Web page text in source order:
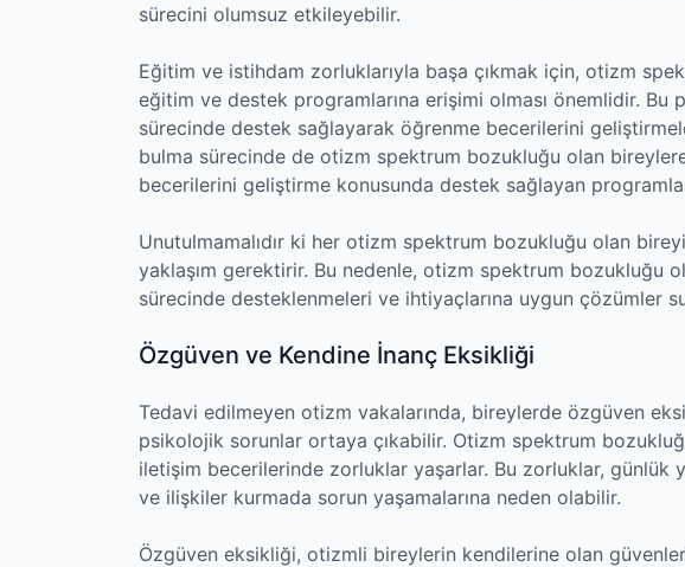
sürecini olumsuz etkileyebilir.
Eğitim ve istihdam zorluklarıyla başa çıkmak için, otizm
eğitim ve destek programlarına erişimi olması önemlidir. Bu
sürecinde destek sağlayarak öğrenme becerilerini
bulma sürecinde de otizm spektrum bozukluğu olan
becerilerini geliştirme konusunda destek sağlayan
Unutulmamalıdır ki her otizm spektrum bozukluğu olan
yaklaşım gerektirir. Bu nedenle, otizm spektrum bozukluğu
sürecinde desteklenmeleri ve ihtiyaçlarına uygun çözümler
Özgüven ve Kendine İnanç Eksikliği
Tedavi edilmeyen otizm vakalarında, bireylerde özgüven
psikolojik sorunlar ortaya çıkabilir. Otizm spektrum
iletişim becerilerinde zorluklar yaşarlar. Bu zorluklar, günlük
ve ilişkiler kurmada sorun yaşamalarına neden olabilir.
Özgüven eksikliği, otizmli bireylerin kendilerine olan